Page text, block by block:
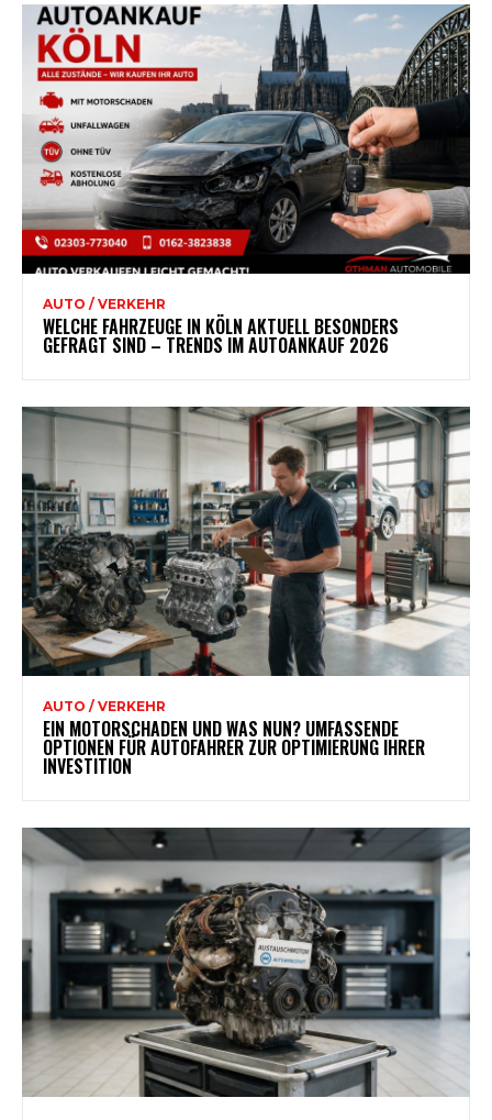
AUTO / VERKEHR
WELCHE FAHRZEUGE IN KÖLN AKTUELL BESONDERS
GEFRAGT SIND – TRENDS IM AUTOANKAUF 2026
AUTO / VERKEHR
EIN MOTORSCHADEN UND WAS NUN? UMFASSENDE
OPTIONEN FÜR AUTOFAHRER ZUR OPTIMIERUNG IHRER
INVESTITION